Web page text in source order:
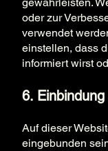
oder zur
verwendet
einstellen, dass
informiert wirst
6.
Auf dieser
eingebunden